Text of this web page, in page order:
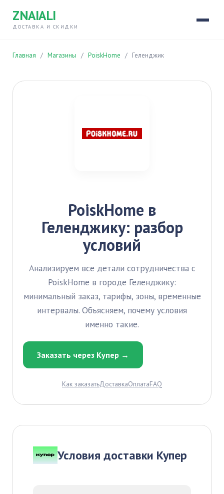
ZNAIALI
ДОСТАВКА И СКИДКИ
Главная / Магазины / PoiskHome / Геленджик
PoiskHome в
Геленджику: разбор
условий
Анализируем все детали сотрудничества с
PoiskHome в городе Геленджику:
минимальный заказ, тарифы, зоны, временные
интервалы. Объясняем, почему условия
именно такие.
Заказать через Купер →
Как заказатьДоставкаОплатаFAQ
Условия доставки Купер